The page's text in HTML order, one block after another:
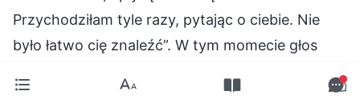
Przychodziłam tyle razy, pytając o ciebie. Nie
było łatwo cię znaleźć”. W tym momecie głos
Wzięłam go i przeczytałam: „Siostra Su jest